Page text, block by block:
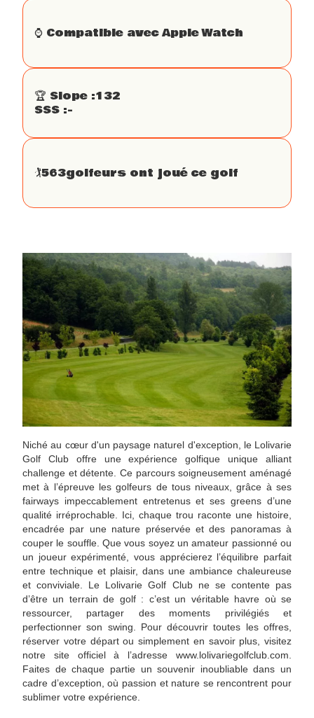
⌚️ Compatible avec Apple Watch
🏆 Slope :132
SSS :-
🏌563golfeurs ont joué ce golf
Niché au cœur d'un paysage naturel d'exception, le Lolivarie
Golf Club offre une expérience golfique unique alliant
challenge et détente. Ce parcours soigneusement aménagé
met à l’épreuve les golfeurs de tous niveaux, grâce à ses
fairways impeccablement entretenus et ses greens d’une
qualité irréprochable. Ici, chaque trou raconte une histoire,
encadrée par une nature préservée et des panoramas à
couper le souffle. Que vous soyez un amateur passionné ou
un joueur expérimenté, vous apprécierez l’équilibre parfait
entre technique et plaisir, dans une ambiance chaleureuse
et conviviale. Le Lolivarie Golf Club ne se contente pas
d’être un terrain de golf : c’est un véritable havre où se
ressourcer, partager des moments privilégiés et
perfectionner son swing. Pour découvrir toutes les offres,
réserver votre départ ou simplement en savoir plus, visitez
notre site officiel à l’adresse www.lolivariegolfclub.com.
Faites de chaque partie un souvenir inoubliable dans un
cadre d’exception, où passion et nature se rencontrent pour
sublimer votre expérience.